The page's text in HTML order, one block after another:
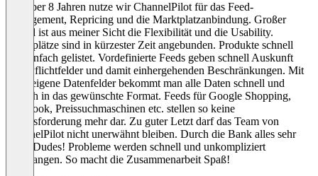
Seit über 8 Jahren nutze wir ChannelPilot für das Feed-
Management, Repricing und die Marktplatzanbindung. Großer
Vorteil ist aus meiner Sicht die Flexibilität und die Usability.
Marktplätze sind in kürzester Zeit angebunden. Produkte schnell
und einfach gelistet. Vordefinierte Feeds geben schnell Auskunft
über Pflichtfelder und damit einhergehenden Beschränkungen. Mit
Hilfe eigene Datenfelder bekommt man alle Daten schnell und
einfach in das gewünschte Format. Feeds für Google Shopping,
Facebook, Preissuchmaschinen etc. stellen so keine
Herausforderung mehr dar. Zu guter Letzt darf das Team von
ChannelPilot nicht unerwähnt bleiben. Durch die Bank alles sehr
coole Dudes! Probleme werden schnell und unkompliziert
angegangen. So macht die Zusammenarbeit Spaß!